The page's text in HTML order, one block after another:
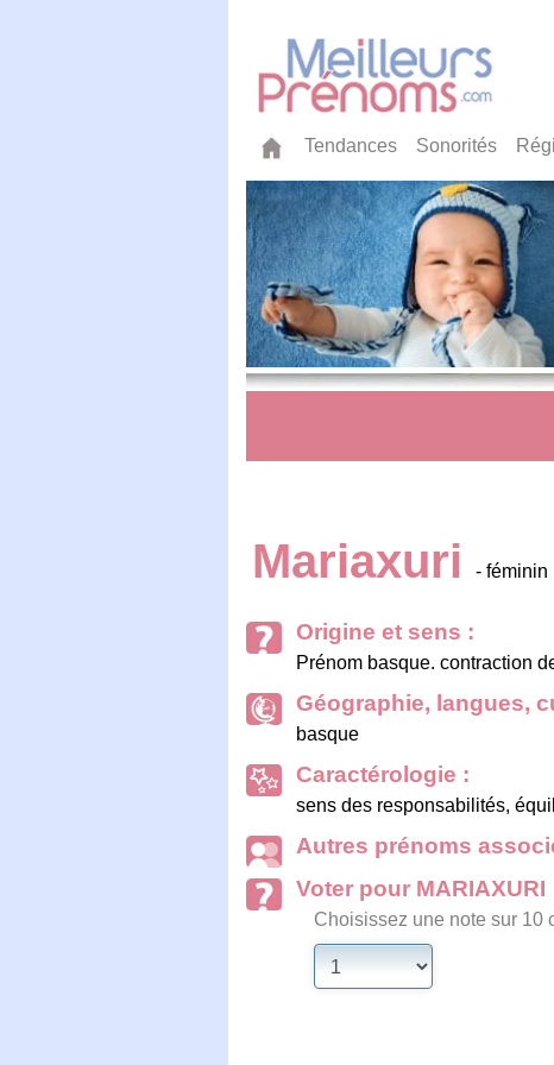
Tendances Sonorités
Mariaxuri - féminin
Origine et sens :
Prénom basque. contraction
Géographie, langues,
basque
Caractérologie :
sens des responsabilités,
Autres prénoms
Voter pour MARIAXURI
Choisissez une note sur 10